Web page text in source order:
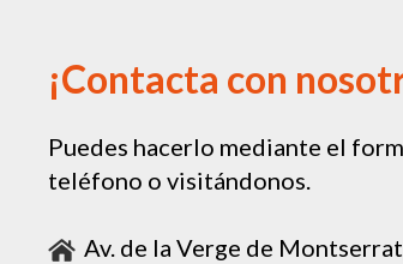
¡Contacta con
Puedes hacerlo mediante el
teléfono o visitándonos.
Av. de la Verge de